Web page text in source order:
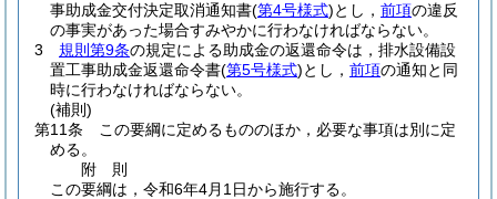
事助成金交付決定取消通知書(第4号様式)とし， 前項の違反
の事実があった場合すみやかに行わなければならない。
3
規則第9条の規定による助成金の返還命令は，排水設備設
置工事助成金返還命令書(第5号様式)とし， 前項の通知と同
時に行わなければならない。
(補則)
第11条
この要綱に定めるもののほか，必要な事項は別に定
める。
附 則
この要綱は，令和6年4月1日から施行する。